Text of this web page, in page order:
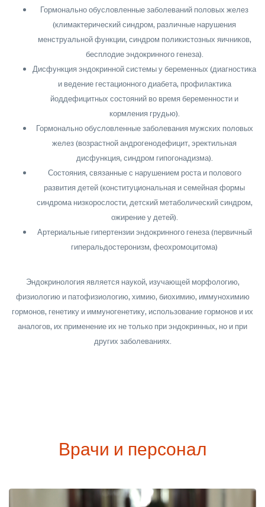
Гормонально обусловленные заболеваний половых желез
(климактерический синдром, различные нарушения
менструальной функции, синдром поликистозных яичников,
бесплодие эндокринного генеза).
Дисфункция эндокринной системы у беременных (диагностика
и ведение гестационного диабета, профилактика
йоддефицитных состояний во время беременности и
кормления грудью).
Гормонально обусловленные заболевания мужских половых
желез (возрастной андрогенодефицит, эректильная
дисфункция, синдром гипогонадизма).
Состояния, связанные с нарушением роста и полового
развития детей (конституциональная и семейная формы
синдрома низкорослости, детский метаболический синдром,
ожирение у детей).
Артериальные гипертензии эндокринного генеза (первичный
гиперальдостеронизм, феохромоцитома)
Эндокринология является наукой, изучающей морфологию,
физиологию и патофизиологию, химию, биохимию, иммунохимию
гормонов, генетику и иммуногенетику, использование гормонов и их
аналогов, их применение их не только при эндокринных, но и при
других заболеваниях.
Врачи и персонал